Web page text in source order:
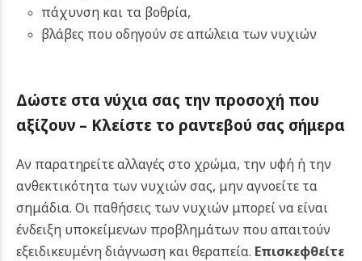
πάχυνση και τα βοθρία,
βλάβες που οδηγούν σε απώλεια των νυχιών
Δώστε στα νύχια σας την προσοχή που
αξίζουν – Κλείστε το ραντεβού σας σήμερα
Αν παρατηρείτε αλλαγές στο χρώμα, την υφή ή την
ανθεκτικότητα των νυχιών σας, μην αγνοείτε τα
σημάδια. Οι παθήσεις των νυχιών μπορεί να είναι
ένδειξη υποκείμενων προβλημάτων που απαιτούν
εξειδικευμένη διάγνωση και θεραπεία. Επισκεφθείτε